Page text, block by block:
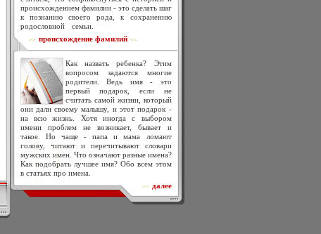
происхождением фамилии - это сделать шаг
к познанию своего рода, к сохранению
родословной семьи.
>> происхождение фамилий<<
Как назвать ребенка? Этим
вопросом задаются многие
родители. Ведь имя - это
первый подарок, если не
считать самой жизни, который
они дали своему малышу, и этот подарок -
на всю жизнь. Хотя иногда с выбором
имени проблем не возникает, бывает и
такое. Но чаще - папа и мама ломают
голову, читают и перечитывают словари
мужских имен. Что означают разные имена?
Как подобрать лучшее имя? Обо всем этом
в статьях про имена.
>> далее